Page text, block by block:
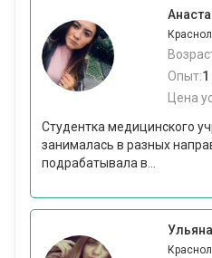
Опыт:1
Цена
Студентка медицинского
занималась в разных
подрабатывала в...